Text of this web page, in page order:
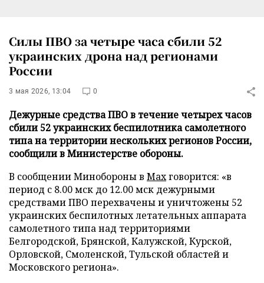
Силы ПВО за четыре часа сбили 52
украинских дрона над регионами
России
3 мая 2026, 13:04 0
Дежурные средства ПВО в течение четырех часов
сбили 52 украинских беспилотника самолетного
типа на территории нескольких регионов России,
сообщили в Министерстве обороны.
В сообщении Минобороны в Maxговорится: «в
период с 8.00 мск до 12.00 мск дежурными
средствами ПВО перехвачены и уничтожены 52
украинских беспилотных летательных аппарата
самолетного типа над территориями
Белгородской, Брянской, Калужской, Курской,
Орловской, Смоленской, Тульской областей и
Московского региона».